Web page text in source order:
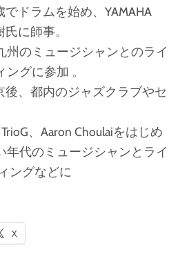
でドラムを始め、YAMAHA
に師事。
州のミュージシャンとのライ
グに参加 。
後、都内のジャズクラブやセ
、Aaron Choulaiをはじめ
年代のミュージシャンとライ
ングなどに
X